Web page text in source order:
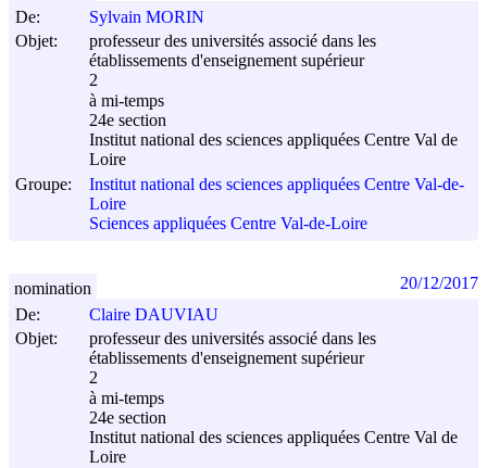
De:
Sylvain MORIN
Objet:
professeur des universités associé dans les
établissements d'enseignement supérieur
2
à mi-temps
24e section
Institut national des sciences appliquées Centre Val de
Loire
Groupe:
Institut national des sciences appliquées Centre Val-de-
Loire
Sciences appliquées Centre Val-de-Loire
De:
Claire DAUVIAU
Objet:
professeur des universités associé dans les
établissements d'enseignement supérieur
2
à mi-temps
24e section
Institut national des sciences appliquées Centre Val de
Loire
nomination 20/12/2017